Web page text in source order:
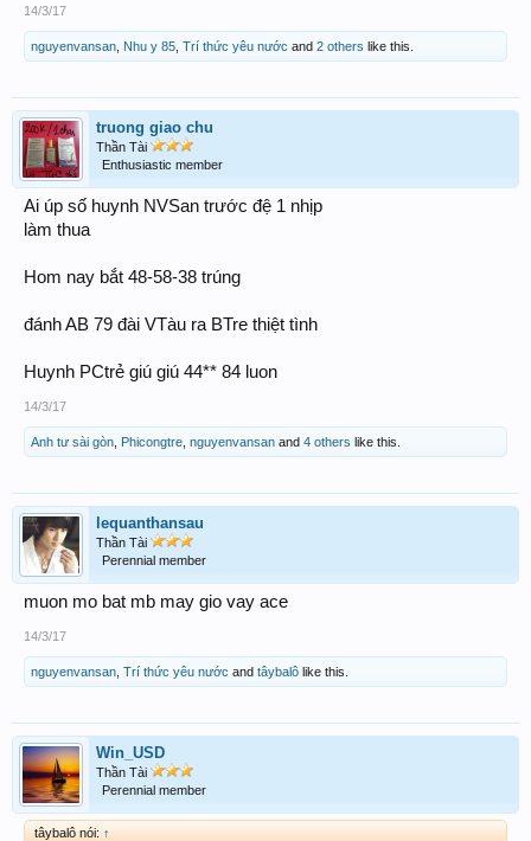
14/3/17
nguyenvansan Nhu y 85 Trí thức yêu nước and 2 others like this.
truong giao chu
Thần Tài
Enthusiastic member
Ai úp số huynh NVSan trước đệ 1 nhịp
làm thua
Hom nay bắt 48-58-38 trúng
đánh AB 79 đài VTàu ra BTre thiệt tình
Huynh PCtrẻ giú giú 44** 84 luon
14/3/17
Anh tư sài gòn Phicongtre nguyenvansan and 4 others like this.
lequanthansau
Thần Tài
Perennial member
muon mo bat mb may gio vay ace
14/3/17
nguyenvansan Trí thức yêu nước and tâybalô like this.
Win_USD
Thần Tài
Perennial member
tâybalô nói: ↑